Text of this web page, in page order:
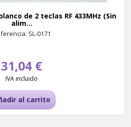
de 2 teclas RF 433MHz (Sin
alim...
SL-0171
31,04 €
IVA incluido
al carrito